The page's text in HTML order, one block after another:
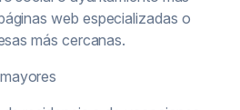
web especializadas o
más cercanas.